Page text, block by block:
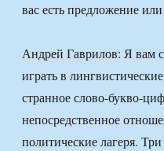
вас есть предложение
Андрей Гаврилов: Я вам
играть в
странное слово-букво-
непосредственное
политические лагеря.